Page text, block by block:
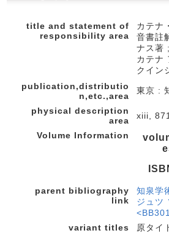
title and statement of
responsibility area
カテナ
音書註
ナス著
カテナ
クイン
publication,distributio
n,etc.,area
東京 :
physical description
area
xiii,
Volume Information
parent bibliography
link
知泉学
ジュツ
variant titles
原タイ